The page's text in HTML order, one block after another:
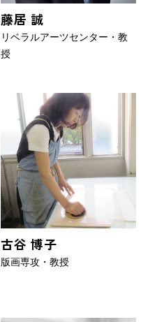
藤居 誠
リベラルアーツセンター・教
授
古谷 博子
版画専攻・教授